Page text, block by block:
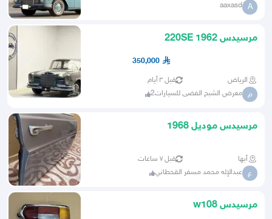
A
aaxasd
مرسيدس 220SE 1962
350,000
الرياض قبل ٣ أيام
م معرض الشبح الفضى للسيارات2
مرسيدس موديل 1968
أبها قبل ٧ ساعات
ع عبدالإله محمد مسفر القحطاني
مرسيدس w108